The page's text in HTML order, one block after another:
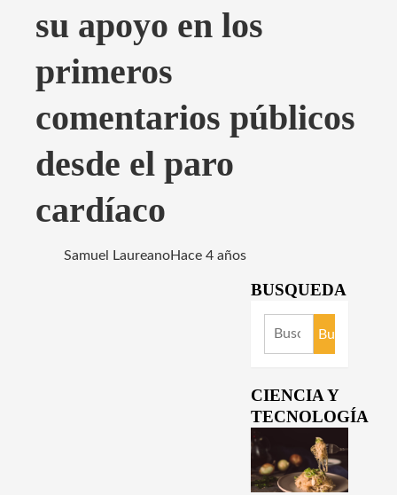
su apoyo en los
primeros
comentarios públicos
desde el paro
cardíaco
Samuel LaureanoHace 4 años
BUSQUEDA
Buscar:
CIENCIA Y
TECNOLOGÍA